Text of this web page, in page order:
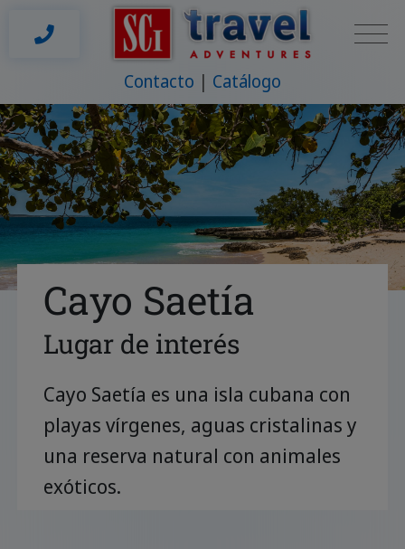
Contacto Catálogo
Cayo Saetía
Lugar de interés
Cayo Saetía es una isla cubana con
playas vírgenes, aguas cristalinas y
una reserva natural con animales
exóticos.